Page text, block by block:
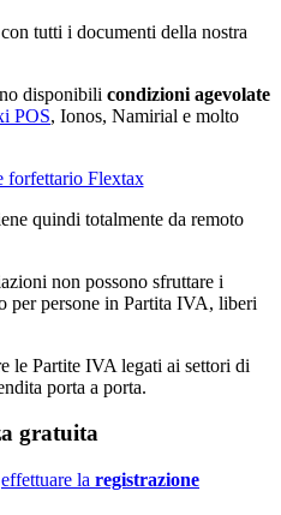
tutti i documenti della nostra
disponibili condizioni agevolate
POS, Ionos, Namirial e molto
quindi totalmente da remoto
non possono sfruttare i
per persone in Partita IVA, liberi
le Partite IVA legati ai settori di
porta a porta.
gratuita
effettuare la registrazione